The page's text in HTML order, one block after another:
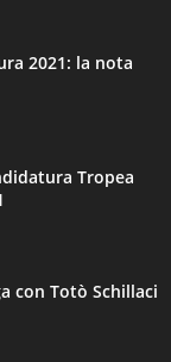
2021: la nota
Tropea
con Totò Schillaci